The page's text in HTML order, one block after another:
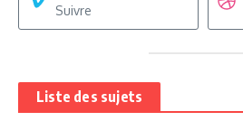
Suivre
Liste des sujets